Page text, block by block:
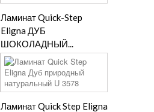
Ламинат Quick-Step
Eligna ДУБ
ШОКОЛАДНЫЙ...
Ламинат Quick Step Eligna